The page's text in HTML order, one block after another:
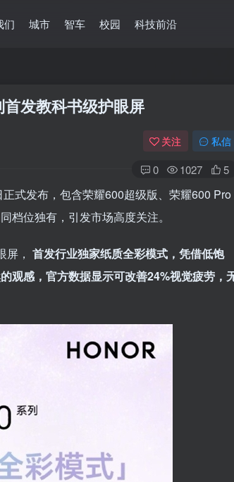
们 城市 智车 校园 科技前沿
发教科书级护眼屏
关注 私信
0 1027 5
式发布，包含荣耀600超级版、荣耀600 Pro
档位独有，引发市场高度关注。
， 首发行业独家纸质全彩模式，凭借低饱
观感，官方数据显示可改善24%视觉疲劳，